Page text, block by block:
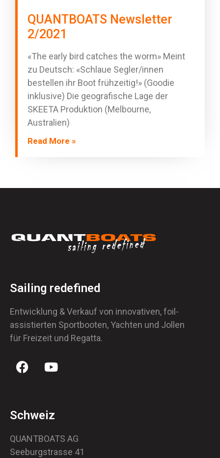
QUANTBOATS Newsletter
2/2021
«The early bird catches the worm» Meint
zu Deutsch: «Schlaue Segler/innen
bestellen ihr Boot frühzeitig!» (Goodie
inklusive) Die geografische Lage der
SKEETA Produktion (Melbourne,
Australien)
Read More »
Sailing redefined
Entwicklung & Verkauf von innovativen, foil-
assistierten Sportbooten, Yachten und Jollen
für Freizeit und Regatta.
Schweiz
QUANTBOATS AG
Seeburgstrasse 41